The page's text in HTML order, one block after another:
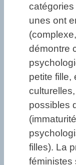
unes ont
démontre
petite fille,
possibles
filles). La
féministes